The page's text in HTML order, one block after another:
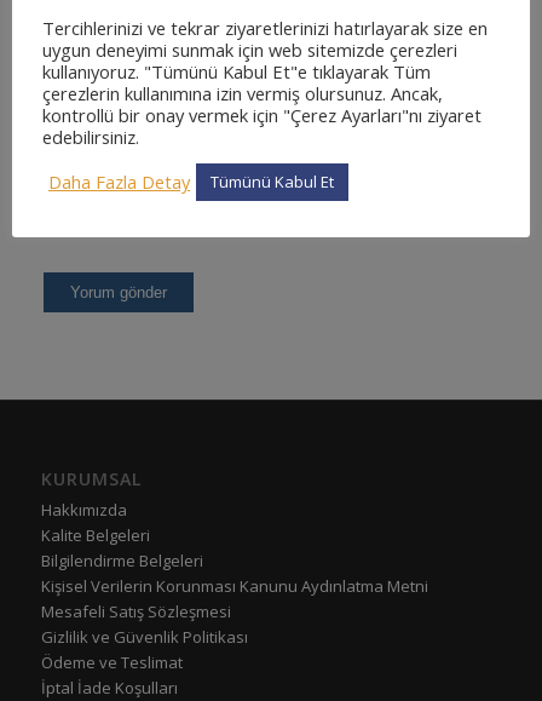
KURUMSAL
Hakkımızda
Kalite Belgeleri
Bilgilendirme Belgeleri
Kişisel Verilerin Korunması Kanunu Aydınlatma Metni
Mesafeli Satış Sözleşmesi
Gizlilik ve Güvenlik Politikası
Ödeme ve Teslimat
İptal İade Koşulları
Tercihlerinizi ve tekrar ziyaretlerinizi hatırlayarak size en
uygun deneyimi sunmak için web sitemizde çerezleri
kullanıyoruz. "Tümünü Kabul Et"e tıklayarak Tüm
çerezlerin kullanımına izin vermiş olursunuz. Ancak,
kontrollü bir onay vermek için "Çerez Ayarları"nı ziyaret
edebilirsiniz.
Daha Fazla Detay
Tümünü Kabul Et